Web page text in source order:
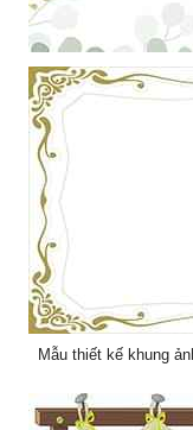
Khung ảnh nền
Mẫu thiết kế khung